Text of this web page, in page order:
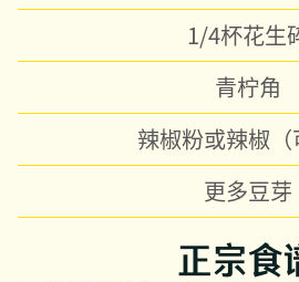
1/4杯花生
青柠角
辣椒粉或辣椒（
更多豆芽
正宗食